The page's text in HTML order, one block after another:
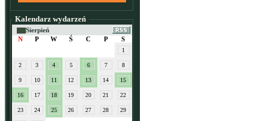
Kalendarz wydarzeń
Sierpień
N
P W Ś C P S
1
2 3 4 5 6 7 8
9 10 11 12 13 14 15
16 17 18 19 20 21 22
23 24 25 26 27 28 29